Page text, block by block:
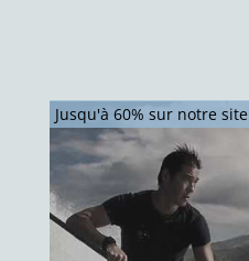
Jusqu'à 60% sur notre site